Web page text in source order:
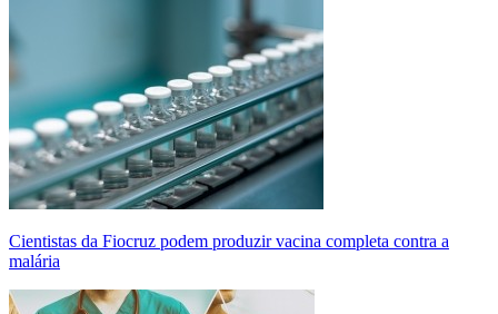
Cientistas da Fiocruz podem produzir vacina completa contra a
malária